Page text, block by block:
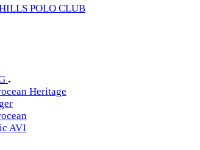
POLO CLUB
Heritage
AVI